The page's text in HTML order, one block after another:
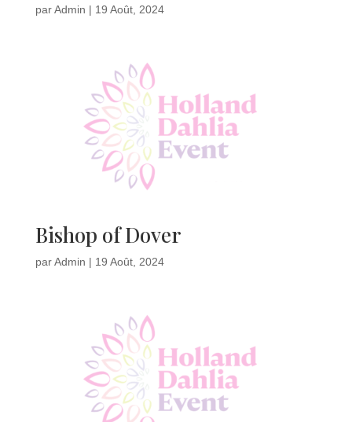
parAdmin | 19 Août, 2024
Bishop of Dover
parAdmin | 19 Août, 2024